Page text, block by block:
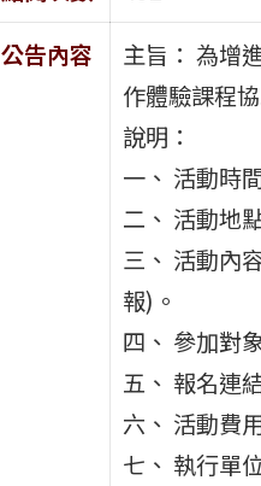
公告內容
主旨： 為增
作體驗課程
說明：
一、 活動時
二、 活動地
三、 活動內
報)。
四、 參加對
五、 報名連
六、 活動費
七、 執行單